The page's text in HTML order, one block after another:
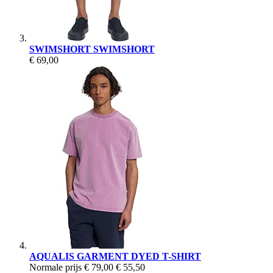
SWIMSHORT SWIMSHORT
€ 69,00
AQUALIS GARMENT DYED T-SHIRT
Normale prijs € 79,00 € 55,50